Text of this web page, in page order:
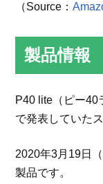
（Source：
製品情報
P40 lite（ピー40
で発表していた
2020年3月19日
製品です。